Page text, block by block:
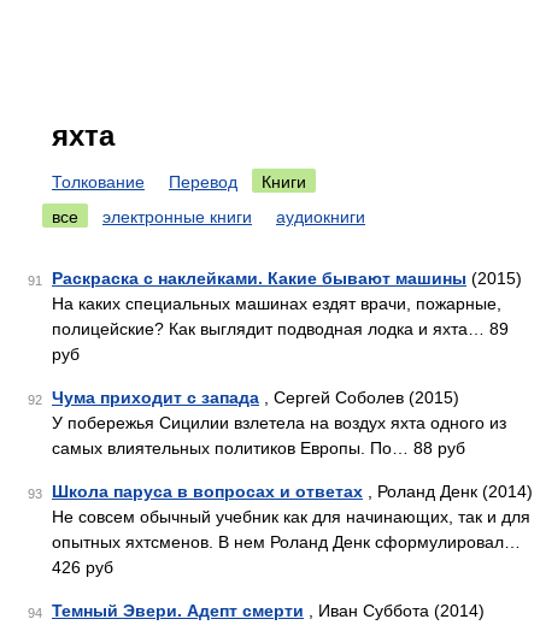
яхта
Толкование Перевод
Книги
все
электронные книги аудиокниги
91 Раскраска с наклейками. Какие бывают машины (2015)
На каких специальных машинах ездят врачи, пожарные,
полицейские? Как выглядит подводная лодка и яхта… 89
руб
92 Чума приходит с запада , Сергей Соболев (2015)
У побережья Сицилии взлетела на воздух яхта одного из
самых влиятельных политиков Европы. По… 88 руб
93 Школа паруса в вопросах и ответах , Роланд Денк (2014)
Не совсем обычный учебник как для начинающих, так и для
опытных яхтсменов. В нем Роланд Денк сформулировал…
426 руб
94 Темный Эвери. Адепт смерти , Иван Суббота (2014)